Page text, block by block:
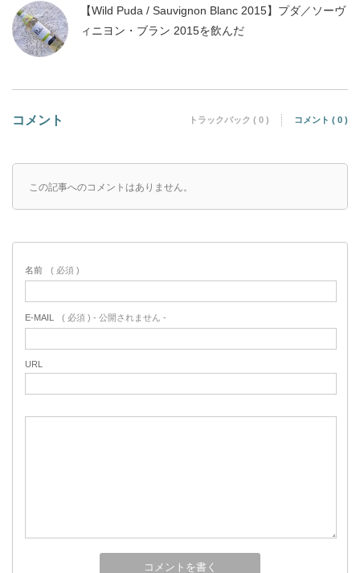
【Wild Puda / Sauvignon Blanc 2015】プダ／ソーヴ
ィニヨン・ブラン 2015を飲んだ
コメント トラックバック ( 0 ) コメント ( 0 )
この記事へのコメントはありません。
名前 ( 必須 )
E-MAIL ( 必須 ) - 公開されません -
URL